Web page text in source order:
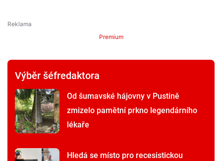
Premium
Výběr šéfredaktora
Od šumavské hájovny v Pustině
zmizelo pamětní prkno legendárního
lékaře
Hledá se místo pro recesistickou